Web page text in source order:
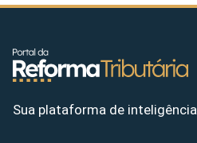
Sua plataforma de